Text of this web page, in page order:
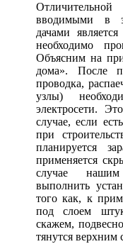
вводимыми в
дачами
необходимо
Объясним на
дома». После
проводка,
узлы)
электросети.
случае, если
при
планируется
применяется
случае
выполнить
того как, к
под слоем
скажем,
тянутся верхним